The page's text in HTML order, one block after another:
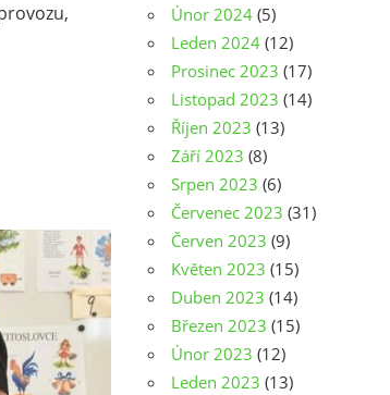
Únor 2024 (5)
Leden 2024 (12)
Prosinec 2023 (17)
Listopad 2023 (14)
Říjen 2023 (13)
Září 2023 (8)
Srpen 2023 (6)
Červenec 2023 (31)
Červen 2023 (9)
Květen 2023 (15)
Duben 2023 (14)
Březen 2023 (15)
Únor 2023 (12)
Leden 2023 (13)